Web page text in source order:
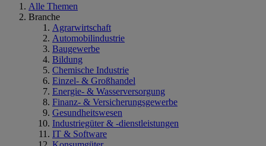
Alle Themen
Branche
Agrarwirtschaft
Automobilindustrie
Baugewerbe
Bildung
Chemische Industrie
Einzel- & Großhandel
Energie- & Wasserversorgung
Finanz- & Versicherungsgewerbe
Gesundheitswesen
Industriegüter & -dienstleistungen
IT & Software